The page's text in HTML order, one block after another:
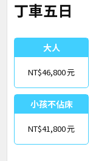
丁車五日
大人
NT$46,800
小孩不佔床
NT$41,800